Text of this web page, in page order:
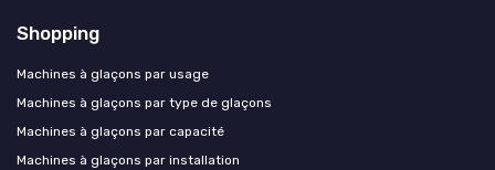
Shopping
Machines à glaçons par usage
Machines à glaçons par type de glaçons
Machines à glaçons par capacité
Machines à glaçons par installation